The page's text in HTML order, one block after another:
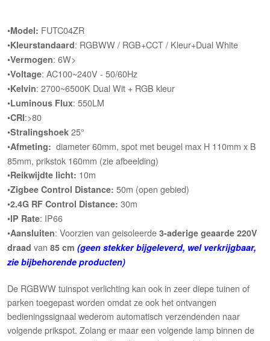
•Model: FUTC04ZR
•Kleurstandaard: RGBWW / RGB+CCT / Kleur+Dual White
•Vermogen: 6W>
•Voltage: AC100~240V - 50/60Hz
•Kelvin: 2700~6500K Dual Wit + RGB kleur
•Luminous Flux: 550LM
•CRI:>80
•Stralingshoek 25°
•Afmeting: diameter 60mm, spot met beugel max H 110mm x B
85mm, prikstok 160mm (zie afbeelding)
•Reikwijdte licht: 10m
•Zigbee Control Distance:50m (open gebied)
•2.4G RF Control Distance: 30m
•IP Rate: IP66
•Aansluiten: Voorzien van geisoleerde3-aderige geaarde 220V
draad van85 cm (geen stekker bijgeleverd, wel verkrijgbaar,
zie bijbehorende producten)
De RGBWW tuinspot verlichting kan ook in zeer diepe tuinen of
parken toegepast worden omdat ze ook het ontvangen
bedieningssignaal wederom automatisch verzendenden naar
volgende prikspot. Zolang er maar een volgende lamp binnen de